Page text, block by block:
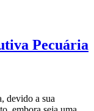
Pecuária
devido a sua